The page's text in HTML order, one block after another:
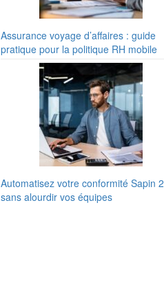
Assurance voyage d’affaires : guide
pratique pour la politique RH mobile
Automatisez votre conformité Sapin 2
sans alourdir vos équipes